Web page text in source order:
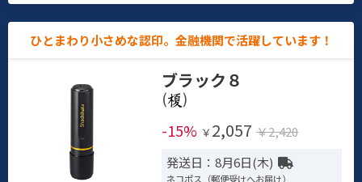
ひとまわり小さめな認印。金融機関で活躍しています！
ブラック８
(
)
-15% ￥ 2,057 ￥2,420
発送日：8月6日(木)
ネコポス（郵便受けへお届け）